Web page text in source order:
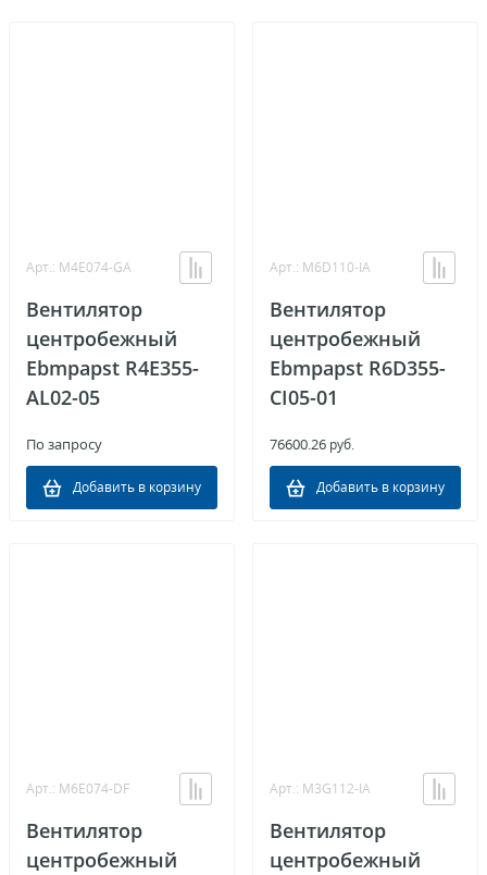
Арт.: M4E074-GA
Вентилятор
центробежный
Ebmpapst R4E355-
AL02-05
По запросу
Добавить в корзину
Арт.: M6D110-IA
Вентилятор
центробежный
Ebmpapst R6D355-
CI05-01
76600.26 руб.
Добавить в корзину
Арт.: M6E074-DF
Вентилятор
центробежный
Арт.: M3G112-IA
Вентилятор
центробежный